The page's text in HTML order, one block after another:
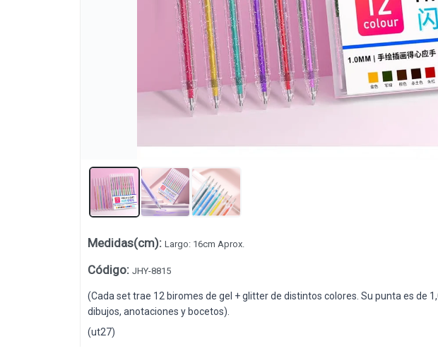
Medidas(cm): Largo: 16cm Aprox.
Código: JHY-8815
(Cada set trae 12 biromes de gel + glitter de distintos colores. Su punta es de
dibujos, anotaciones y bocetos).
(ut27)
Lista vacía